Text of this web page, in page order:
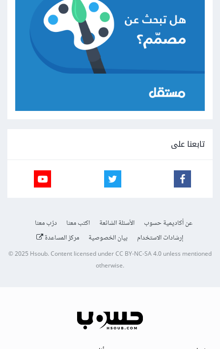
تابعنا على
عن أكاديمية حسوب الأسئلة الشائعة اكتب معنا
درّب معنا
إرشادات الاستخدام
بيان الخصوصية مركز المساعدة
© 2025Hsoub.Content licensed underCC BY-NC-SA 4.0unless mentioned
otherwise.